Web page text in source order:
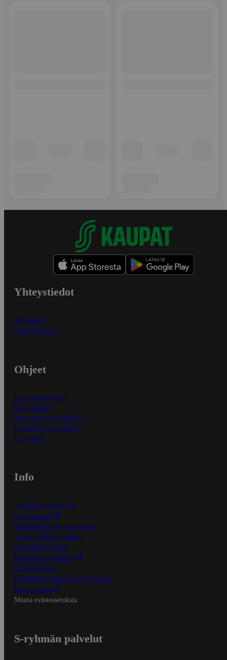
Yhteystiedot
Myymälät
Asiakaspalvelu
Ohjeet
Ensitilaajan ohjeet
Näin maksat
Näin tilaat ja muokkaat
Kaikki ohjeet ja vinkit
In English
Info
S-Business yrityksille
Oiva-raportit
Osuuskauppojen yhteystiedot
Tilaus- ja toimitusehdot
Tietosuojakäytäntö
Palvelun käyttöehdot
Saavutettavuus
Mobiilisovelluksen saavutettavuus
Mainostajalle
Muuta evästeasetuksia
S-ryhmän palvelut